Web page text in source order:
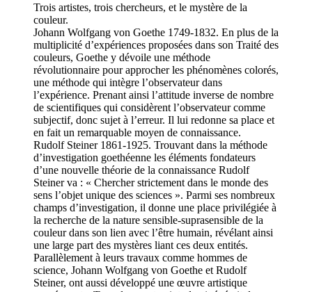
Trois artistes, trois chercheurs, et le mystère de la
couleur.
Johann Wolfgang von Goethe 1749-1832. En plus de la
multiplicité d’expériences proposées dans son Traité des
couleurs, Goethe y dévoile une méthode
révolutionnaire pour approcher les phénomènes colorés,
une méthode qui intègre l’observateur dans
l’expérience. Prenant ainsi l’attitude inverse de nombre
de scientifiques qui considèrent l’observateur comme
subjectif, donc sujet à l’erreur. Il lui redonne sa place et
en fait un remarquable moyen de connaissance.
Rudolf Steiner 1861-1925. Trouvant dans la méthode
d’investigation goethéenne les éléments fondateurs
d’une nouvelle théorie de la connaissance Rudolf
Steiner va : « Chercher strictement dans le monde des
sens l’objet unique des sciences ». Parmi ses nombreux
champs d’investigation, il donne une place privilégiée à
la recherche de la nature sensible-suprasensible de la
couleur dans son lien avec l’être humain, révélant ainsi
une large part des mystères liant ces deux entités.
Parallèlement à leurs travaux comme hommes de
science, Johann Wolfgang von Goethe et Rudolf
Steiner, ont aussi développé une œuvre artistique